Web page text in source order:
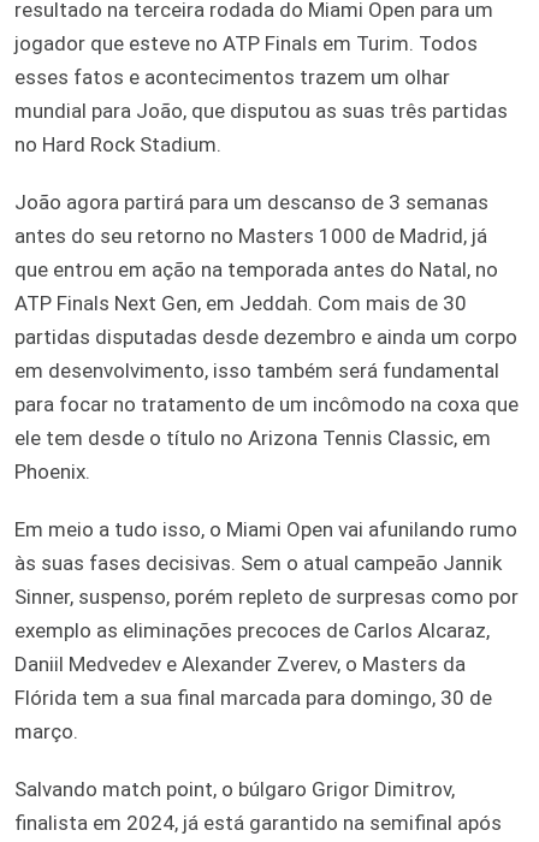
resultado na terceira rodada do Miami Open para um
jogador que esteve no ATP Finals em Turim. Todos
esses fatos e acontecimentos trazem um olhar
mundial para João, que disputou as suas três partidas
no Hard Rock Stadium.
João agora partirá para um descanso de 3 semanas
antes do seu retorno no Masters 1000 de Madrid, já
que entrou em ação na temporada antes do Natal, no
ATP Finals Next Gen, em Jeddah. Com mais de 30
partidas disputadas desde dezembro e ainda um corpo
em desenvolvimento, isso também será fundamental
para focar no tratamento de um incômodo na coxa que
ele tem desde o título no Arizona Tennis Classic, em
Phoenix.
Em meio a tudo isso, o Miami Open vai afunilando rumo
às suas fases decisivas. Sem o atual campeão Jannik
Sinner, suspenso, porém repleto de surpresas como por
exemplo as eliminações precoces de Carlos Alcaraz,
Daniil Medvedev e Alexander Zverev, o Masters da
Flórida tem a sua final marcada para domingo, 30 de
março.
Salvando match point, o búlgaro Grigor Dimitrov,
finalista em 2024, já está garantido na semifinal após